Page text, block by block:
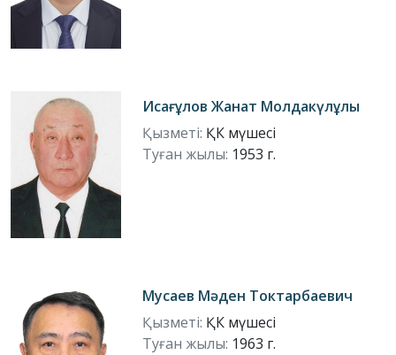
Исағұлов Жанат Молдакүлұлы
Қызметі: ҚК мүшесі
Туған жылы: 1953 г.
Мусаев Мәден Токтарбаевич
Қызметі: ҚК мүшесі
Туған жылы: 1963 г.